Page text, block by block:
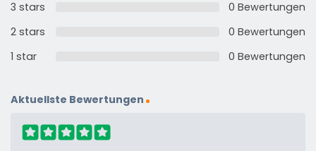
3 stars
0 Bewertungen
2 stars
0 Bewertungen
1 star
0 Bewertungen
Aktuellste Bewertungen